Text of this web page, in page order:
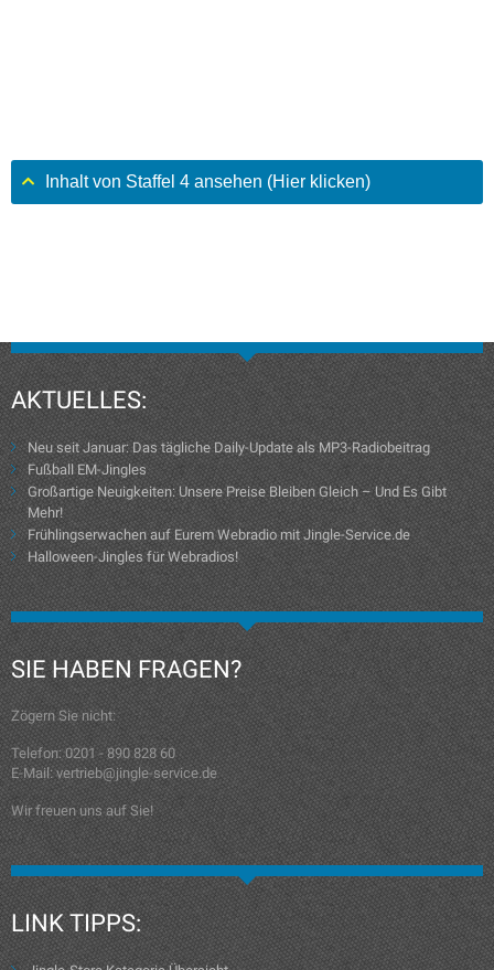
Inhalt von Staffel 4 ansehen (Hier klicken)
AKTUELLES:
Neu seit Januar: Das tägliche Daily-Update als MP3-Radiobeitrag
Fußball EM-Jingles
Großartige Neuigkeiten: Unsere Preise Bleiben Gleich – Und Es Gibt
Mehr!
Frühlingserwachen auf Eurem Webradio mit Jingle-Service.de
Halloween-Jingles für Webradios!
SIE HABEN FRAGEN?
Zögern Sie nicht:
Telefon: 0201 - 890 828 60
E-Mail: vertrieb@jingle-service.de
Wir freuen uns auf Sie!
LINK TIPPS: